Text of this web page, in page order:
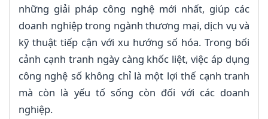
những giải pháp công nghệ mới nhất, giúp các
doanh nghiệp trong ngành thương mại, dịch vụ và
kỹ thuật tiếp cận với xu hướng số hóa. Trong bối
cảnh cạnh tranh ngày càng khốc liệt, việc áp dụng
công nghệ số không chỉ là một lợi thế cạnh tranh
mà còn là yếu tố sống còn đối với các doanh
nghiệp.